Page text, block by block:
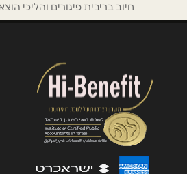
הודעה*
שליחה
חיוב בריבית פיגורים והליכי